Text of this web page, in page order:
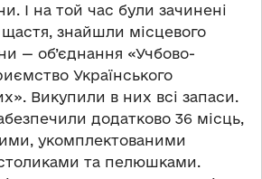
І на той час були зачинені
знайшли місцевого
— об’єднання «Учбово-
Українського
Викупили в них всі запаси.
додатково 36 місць,
укомплектованими
та пелюшками.